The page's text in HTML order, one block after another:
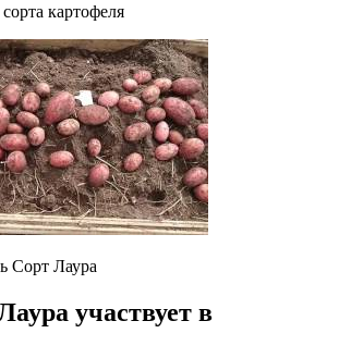
картофеля
Сорт Лаура
участвует в